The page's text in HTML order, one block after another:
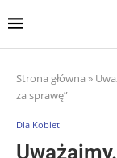
Strona główna »
za sprawę”
Dla Kobiet